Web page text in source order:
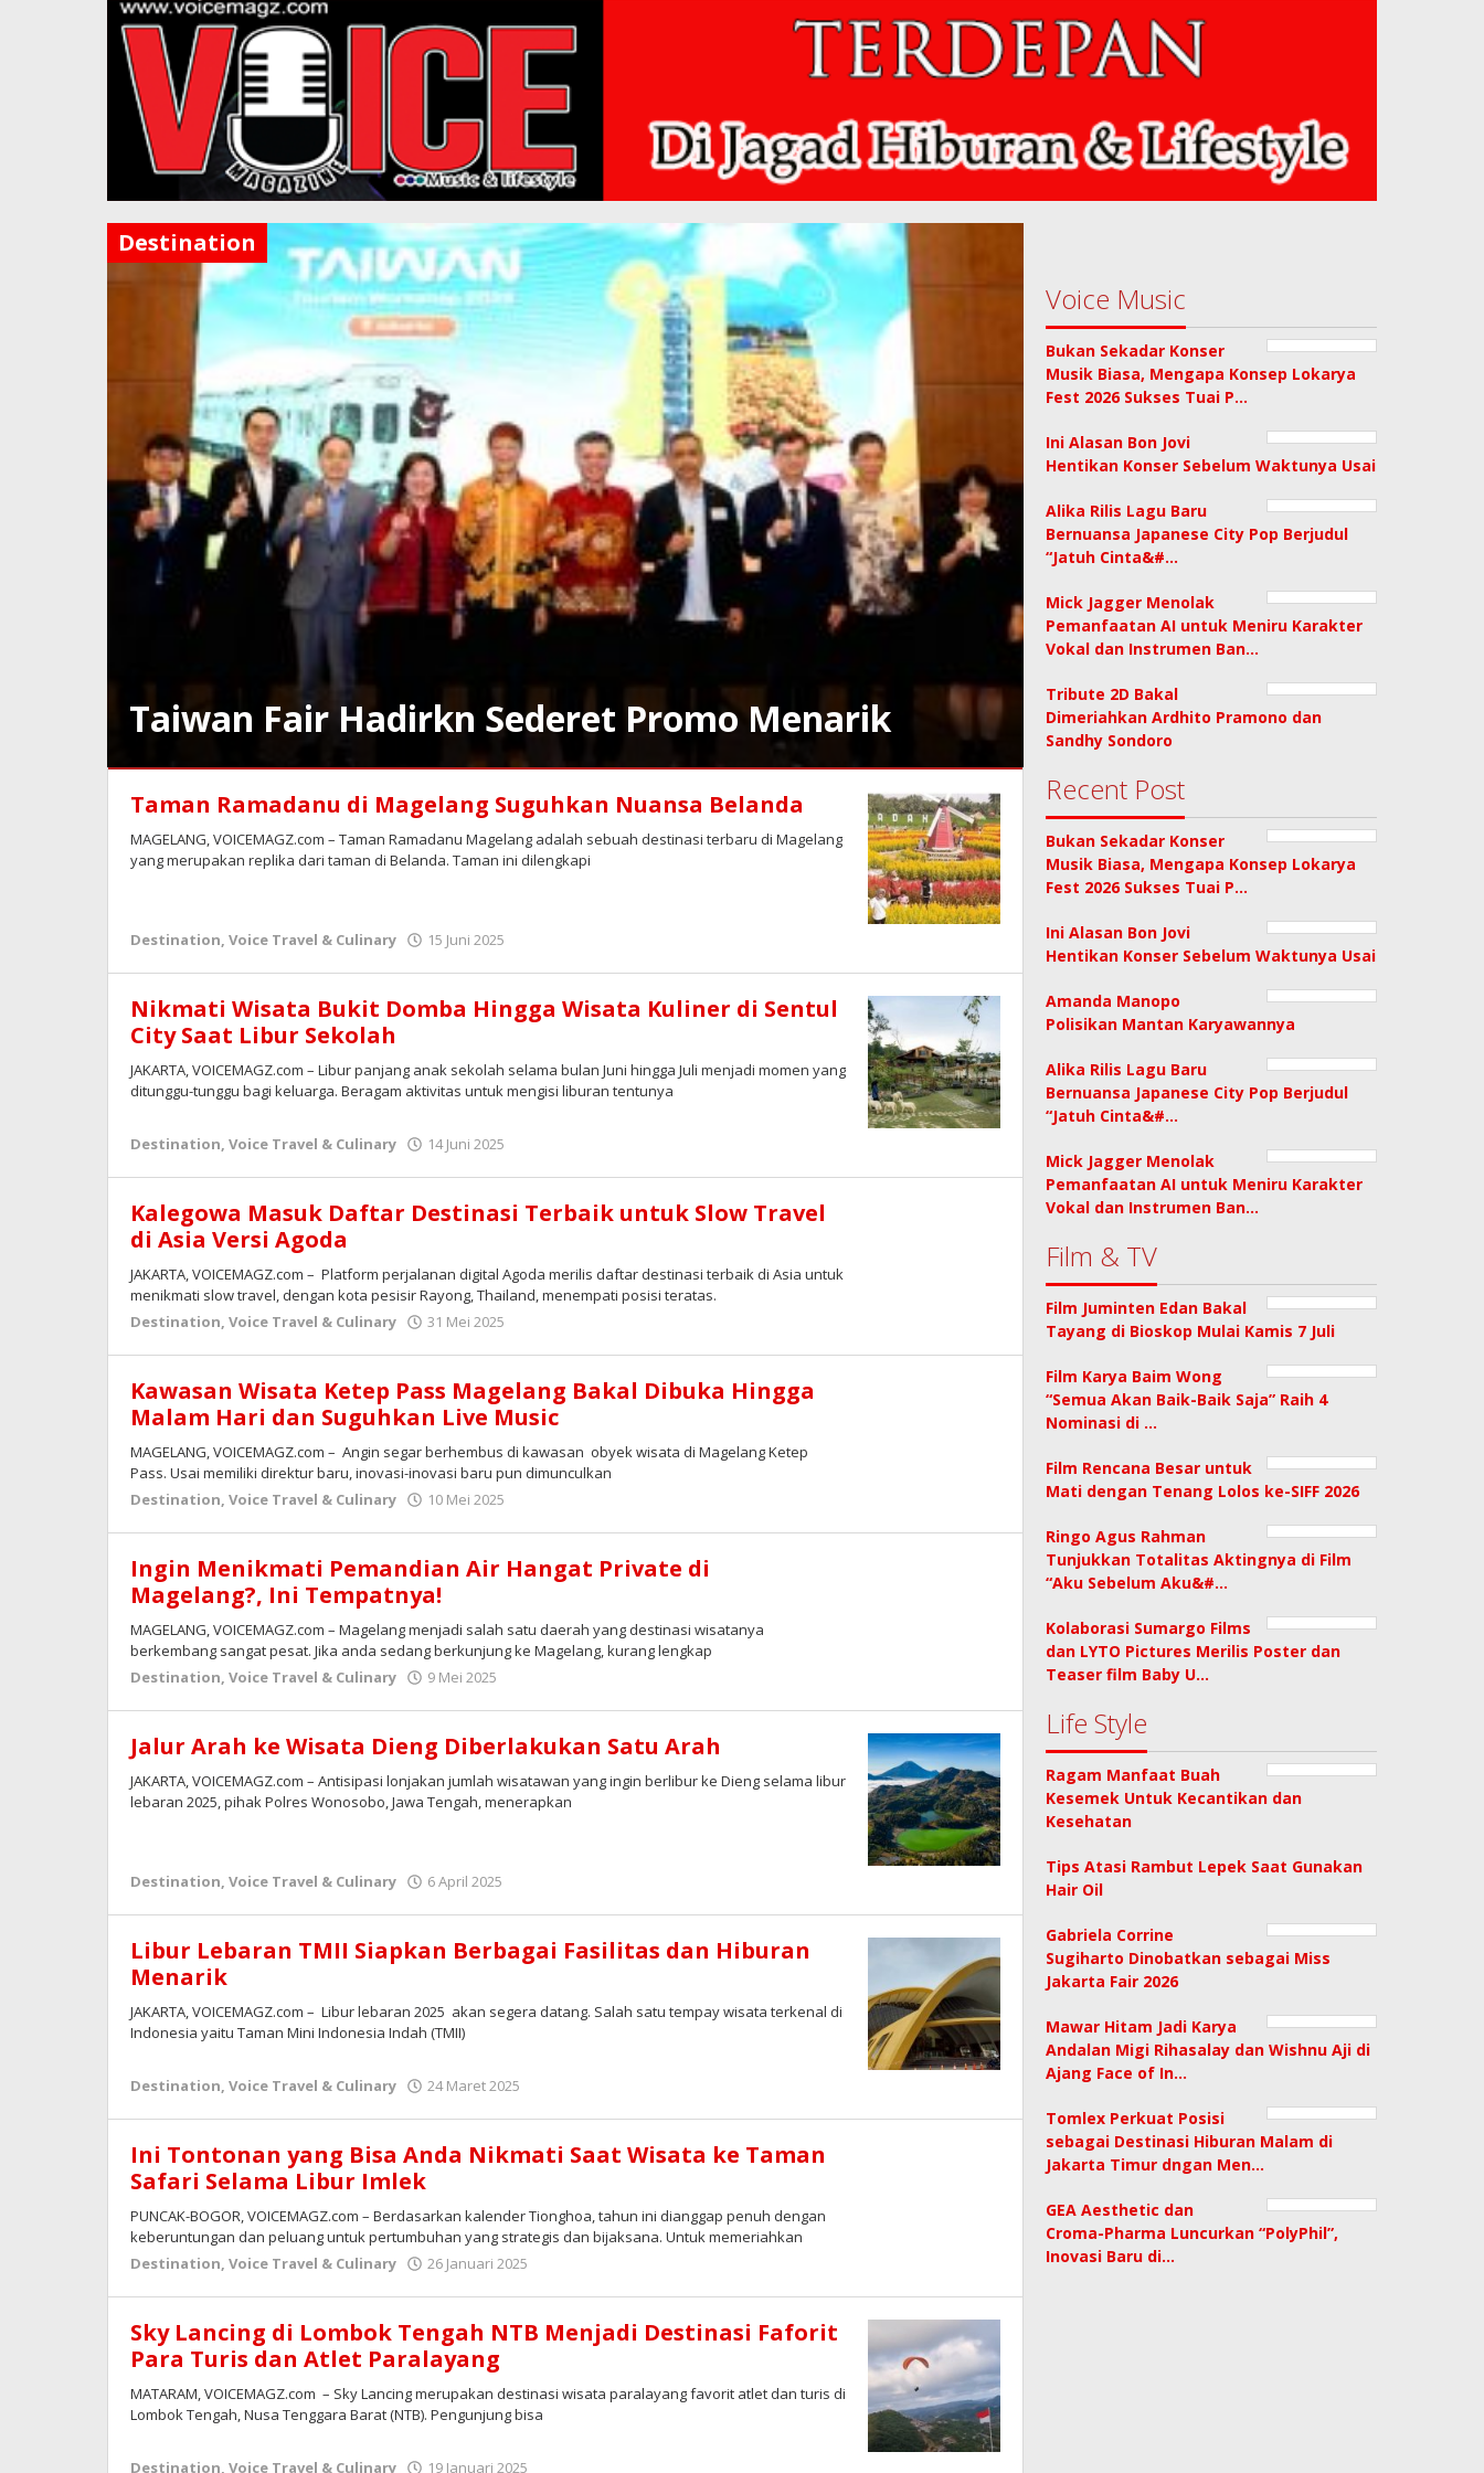
Taiwan Fair Hadirkn Sederet Promo Menarik
Voice
Culinary
2025
oleh
Destination
Taman Ramadanu di Magelang Suguhkan Nuansa Belanda
MAGELANG, VOICEMAGZ.com – Taman Ramadanu Magelang adalah sebuah destinasi terbaru di Magelang
yang merupakan replika dari taman di Belanda. Taman ini dilengkapi
Destination, Voice Travel & Culinary 15 Juni 2025
Nikmati Wisata Bukit Domba Hingga Wisata Kuliner di Sentul
City Saat Libur Sekolah
JAKARTA, VOICEMAGZ.com – Libur panjang anak sekolah selama bulan Juni hingga Juli menjadi momen yang
ditunggu-tunggu bagi keluarga. Beragam aktivitas untuk mengisi liburan tentunya
Destination, Voice Travel & Culinary 14 Juni 2025
Kalegowa Masuk Daftar Destinasi Terbaik untuk Slow Travel
di Asia Versi Agoda
JAKARTA, VOICEMAGZ.com – Platform perjalanan digital Agoda merilis daftar destinasi terbaik di Asia untuk
menikmati slow travel, dengan kota pesisir Rayong, Thailand, menempati posisi teratas.
Destination, Voice Travel & Culinary 31 Mei 2025
Kawasan Wisata Ketep Pass Magelang Bakal Dibuka Hingga
Malam Hari dan Suguhkan Live Music
MAGELANG, VOICEMAGZ.com – Angin segar berhembus di kawasan obyek wisata di Magelang Ketep
Pass. Usai memiliki direktur baru, inovasi-inovasi baru pun dimunculkan
Destination, Voice Travel & Culinary 10 Mei 2025
Ingin Menikmati Pemandian Air Hangat Private di
Magelang?, Ini Tempatnya!
MAGELANG, VOICEMAGZ.com – Magelang menjadi salah satu daerah yang destinasi wisatanya
berkembang sangat pesat. Jika anda sedang berkunjung ke Magelang, kurang lengkap
Destination, Voice Travel & Culinary 9 Mei 2025
Jalur Arah ke Wisata Dieng Diberlakukan Satu Arah
JAKARTA, VOICEMAGZ.com – Antisipasi lonjakan jumlah wisatawan yang ingin berlibur ke Dieng selama libur
lebaran 2025, pihak Polres Wonosobo, Jawa Tengah, menerapkan
Destination, Voice Travel & Culinary 6 April 2025
Libur Lebaran TMII Siapkan Berbagai Fasilitas dan Hiburan
Menarik
JAKARTA, VOICEMAGZ.com – Libur lebaran 2025 akan segera datang. Salah satu tempay wisata terkenal di
Indonesia yaitu Taman Mini Indonesia Indah (TMII)
Destination, Voice Travel & Culinary 24 Maret 2025
Ini Tontonan yang Bisa Anda Nikmati Saat Wisata ke Taman
Safari Selama Libur Imlek
PUNCAK-BOGOR, VOICEMAGZ.com – Berdasarkan kalender Tionghoa, tahun ini dianggap penuh dengan
keberuntungan dan peluang untuk pertumbuhan yang strategis dan bijaksana. Untuk memeriahkan
Destination, Voice Travel & Culinary 26 Januari 2025
Sky Lancing di Lombok Tengah NTB Menjadi Destinasi Faforit
Para Turis dan Atlet Paralayang
MATARAM, VOICEMAGZ.com – Sky Lancing merupakan destinasi wisata paralayang favorit atlet dan turis di
Lombok Tengah, Nusa Tenggara Barat (NTB). Pengunjung bisa
Destination, Voice Travel & Culinary 19 Januari 2025
Voice Music
Bukan Sekadar Konser
Musik Biasa, Mengapa Konsep Lokarya
Fest 2026 Sukses Tuai P…
Ini Alasan Bon Jovi
Hentikan Konser Sebelum Waktunya Usai
Alika Rilis Lagu Baru
Bernuansa Japanese City Pop Berjudul
“Jatuh Cinta&#…
Mick Jagger Menolak
Pemanfaatan AI untuk Meniru Karakter
Vokal dan Instrumen Ban…
Tribute 2D Bakal
Dimeriahkan Ardhito Pramono dan
Sandhy Sondoro
Recent Post
Bukan Sekadar Konser
Musik Biasa, Mengapa Konsep Lokarya
Fest 2026 Sukses Tuai P…
Ini Alasan Bon Jovi
Hentikan Konser Sebelum Waktunya Usai
Amanda Manopo
Polisikan Mantan Karyawannya
Alika Rilis Lagu Baru
Bernuansa Japanese City Pop Berjudul
“Jatuh Cinta&#…
Mick Jagger Menolak
Pemanfaatan AI untuk Meniru Karakter
Vokal dan Instrumen Ban…
Film & TV
Film Juminten Edan Bakal
Tayang di Bioskop Mulai Kamis 7 Juli
Film Karya Baim Wong
“Semua Akan Baik-Baik Saja” Raih 4
Nominasi di …
Film Rencana Besar untuk
Mati dengan Tenang Lolos ke-SIFF 2026
Ringo Agus Rahman
Tunjukkan Totalitas Aktingnya di Film
“Aku Sebelum Aku&#…
Kolaborasi Sumargo Films
dan LYTO Pictures Merilis Poster dan
Teaser film Baby U…
Life Style
Ragam Manfaat Buah
Kesemek Untuk Kecantikan dan
Kesehatan
Tips Atasi Rambut Lepek Saat Gunakan
Hair Oil
Gabriela Corrine
Sugiharto Dinobatkan sebagai Miss
Jakarta Fair 2026
Mawar Hitam Jadi Karya
Andalan Migi Rihasalay dan Wishnu Aji di
Ajang Face of In…
Tomlex Perkuat Posisi
sebagai Destinasi Hiburan Malam di
Jakarta Timur dngan Men…
GEA Aesthetic dan
Croma-Pharma Luncurkan “PolyPhil”,
Inovasi Baru di…